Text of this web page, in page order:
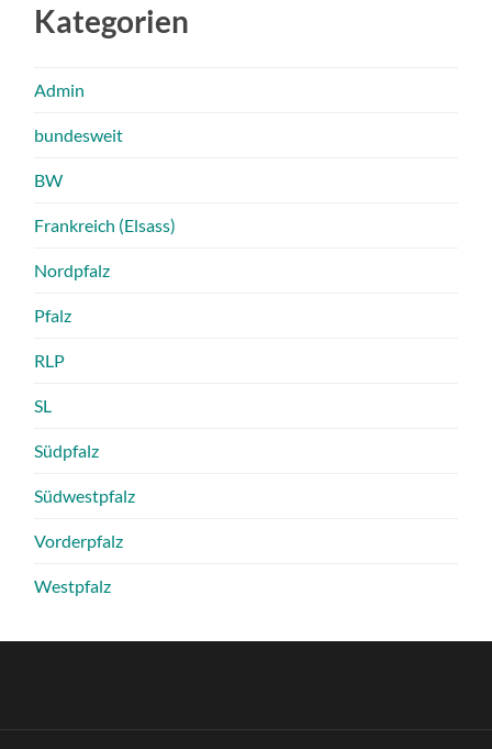
Kategorien
Admin
bundesweit
BW
Frankreich (Elsass)
Nordpfalz
Pfalz
RLP
SL
Südpfalz
Südwestpfalz
Vorderpfalz
Westpfalz